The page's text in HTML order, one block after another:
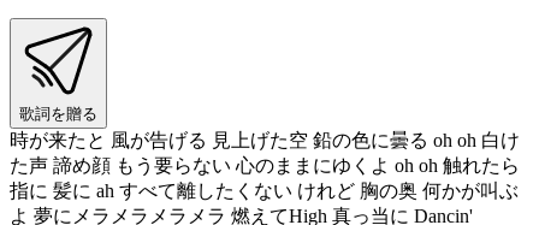
歌詞を贈る
時が来たと 風が告げる 見上げた空 鉛の色に曇る oh oh 白け
た声 諦め顔 もう要らない 心のままにゆくよ oh oh 触れたら
指に 髪に ah すべて離したくない けれど 胸の奥 何かが叫ぶ
よ 夢にメラメラメラメラ 燃えてHigh 真っ当に Dancin'